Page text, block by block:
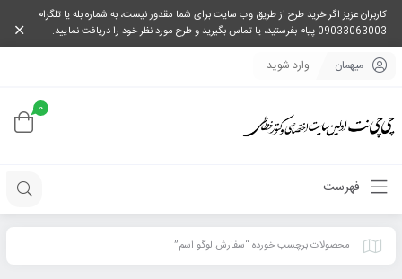
کاربران عزیز اگر خرید طرح از طریق وب سایت برای شما مقدور نیست، به شماره بله یا تلگرام
09033063003 پیام بفرستید، یا تماس بگیرید و طرح مورد نظر خود را دریافت نمایید.
میهمان وارد شوید
0
فهرست
محصولات برچسب خورده “سفارش لوگو اسم”